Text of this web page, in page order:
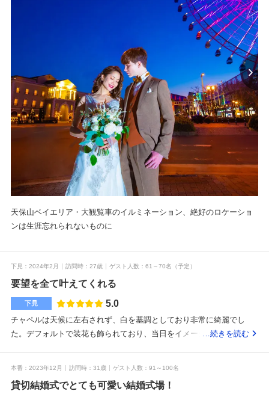
天保山ベイエリア・大観覧車のイルミネーション、絶好のロケーショ
ンは生涯忘れられないものに
下見 2024年2月 訪問時 27歳 ゲスト人数 61～70名 （予定）
要望を全て叶えてくれる
下見 5.0
チャペルは天候に左右されず、白を基調としており非常に綺麗でし
た。デフォルトで装花も飾られており、当日をイメージしやすかった
から見ていただくこともでき、ゲストも気を遣わなくて良さそうでし
…続きを読む
本番 2023年12月 訪問時 31歳 ゲスト人数 91～100名
貸切結婚式でとても可愛い結婚式場！